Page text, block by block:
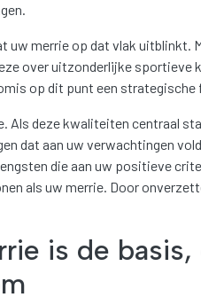
uw merrie op dat vlak uitblinkt.
over uitzonderlijke sportieve
op dit punt een strategische
Als deze kwaliteiten centraal
dat aan uw verwachtingen
die aan uw positieve
als uw merrie. Door
is de